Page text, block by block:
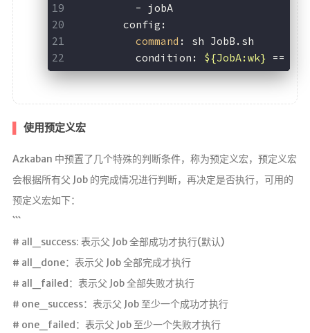
	  - jobA
	config:
command : sh JobB.sh
	  condition:
${JobA:wk} == 1
使用预定义宏
Azkaban 中预置了几个特殊的判断条件，称为预定义宏，预定义宏
会根据所有父 Job 的完成情况进行判断，再决定是否执行，可用的
预定义宏如下：
```
# all_success: 表示父 Job 全部成功才执行(默认)
# all_done：表示父 Job 全部完成才执行
# all_failed：表示父 Job 全部失败才执行
# one_success：表示父 Job 至少一个成功才执行
# one_failed：表示父 Job 至少一个失败才执行